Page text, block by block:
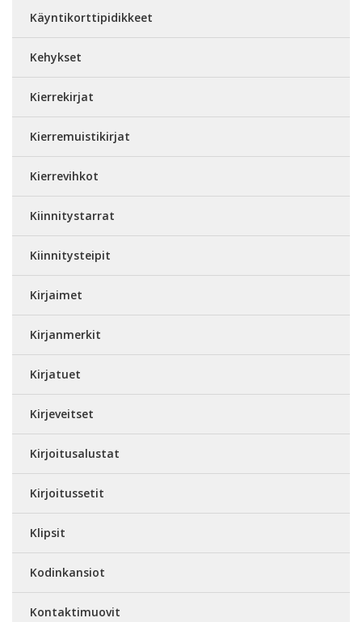
Käyntikorttipidikkeet
Kehykset
Kierrekirjat
Kierremuistikirjat
Kierrevihkot
Kiinnitystarrat
Kiinnitysteipit
Kirjaimet
Kirjanmerkit
Kirjatuet
Kirjeveitset
Kirjoitusalustat
Kirjoitussetit
Klipsit
Kodinkansiot
Kontaktimuovit